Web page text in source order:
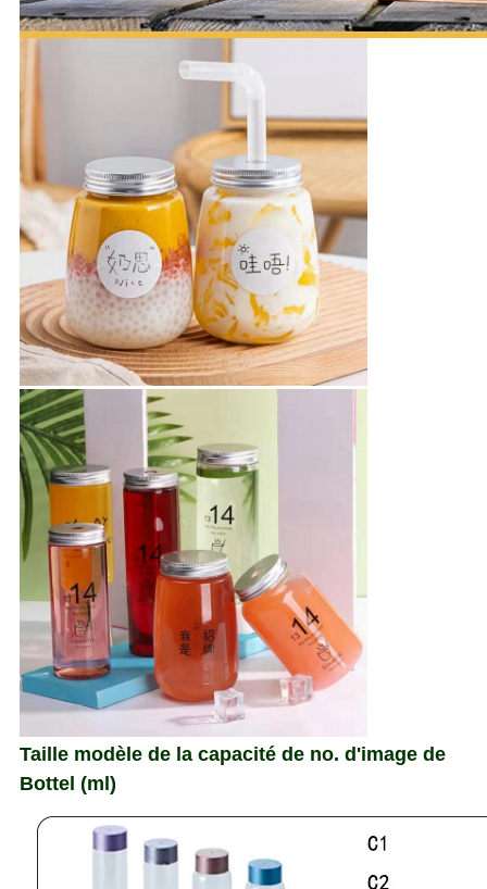
Taille modèle de la capacité de no. d'image de
Bottel (ml)